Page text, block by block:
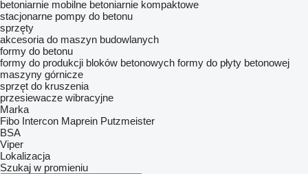
betoniarnie mobilne betoniarnie kompaktowe
stacjonarne pompy do betonu
sprzęty
akcesoria do maszyn budowlanych
formy do betonu
formy do produkcji bloków betonowych formy do płyty betonowej
maszyny górnicze
sprzęt do kruszenia
przesiewacze wibracyjne
Marka
Fibo Intercon Maprein Putzmeister
BSA
Viper
Lokalizacja
Szukaj w promieniu